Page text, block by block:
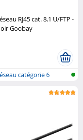
RJ45 cat. 8.1 U/FTP -
Goobay
catégorie 6